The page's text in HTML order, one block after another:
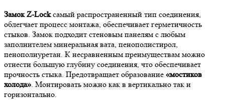
Замок Z-Lockсамый распространенный тип соединения,
облегчает процесс монтажа, обеспечивает герметичность
стыков. Замок подходит стеновым панелям с любым
заполнителем минеральная вата, пенополистирол,
пенополиуретан. К несравненным преимуществам можно
отнести большую глубину соединения, что обеспечивает
прочность стыка. Предотвращает образование «мостиков
холода». Монтировать можно как в вертикально так и
горизонтально.